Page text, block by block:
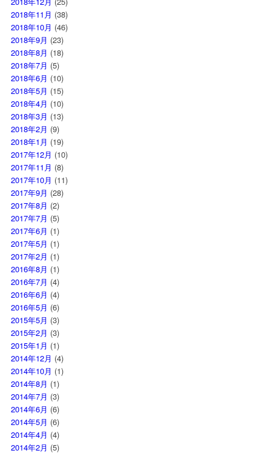
2018年11月 (38)
2018年10月 (46)
2018年9月 (23)
2018年8月 (18)
2018年7月 (5)
2018年6月 (10)
2018年5月 (15)
2018年4月 (10)
2018年3月 (13)
2018年2月 (9)
2018年1月 (19)
2017年12月 (10)
2017年11月 (8)
2017年10月 (11)
2017年9月 (28)
2017年8月 (2)
2017年7月 (5)
2017年6月 (1)
2017年5月 (1)
2017年2月 (1)
2016年8月 (1)
2016年7月 (4)
2016年6月 (4)
2016年5月 (6)
2015年5月 (3)
2015年2月 (3)
2015年1月 (1)
2014年12月 (4)
2014年10月 (1)
2014年8月 (1)
2014年7月 (3)
2014年6月 (6)
2014年5月 (6)
2014年4月 (4)
2014年2月 (5)